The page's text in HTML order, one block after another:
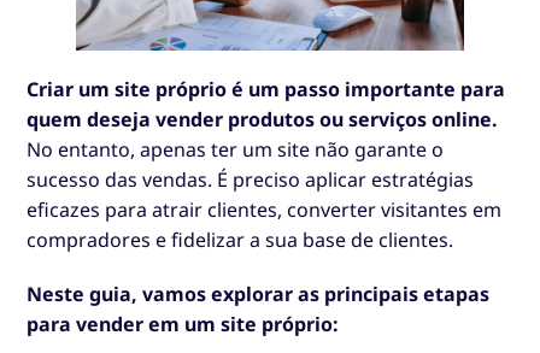
Criar um site próprio é um passo importante para
quem deseja vender produtos ou serviços online.
No entanto, apenas ter um site não garante o
sucesso das vendas. É preciso aplicar estratégias
eficazes para atrair clientes, converter visitantes em
compradores e fidelizar a sua base de clientes.
Neste guia, vamos explorar as principais etapas
para vender em um site próprio: